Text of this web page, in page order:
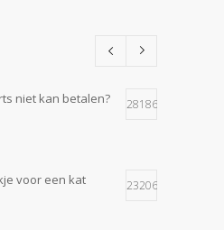
niet kan betalen? 28186
voor een kat
23206